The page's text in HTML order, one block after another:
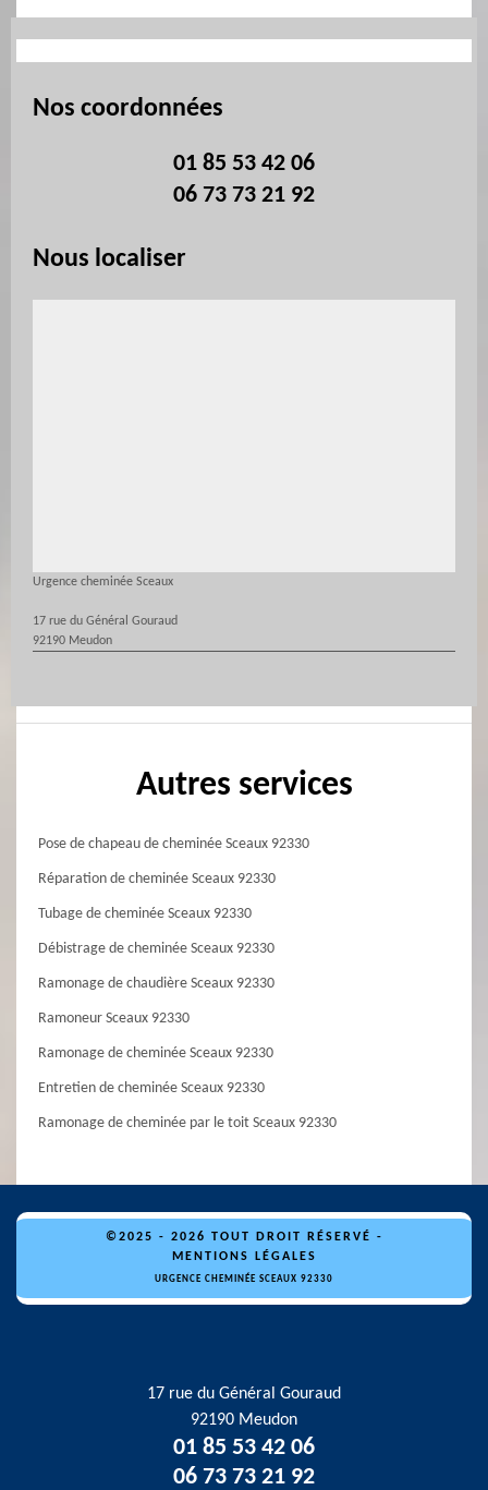
Nos coordonnées
01 85 53 42 06
06 73 73 21 92
Nous localiser
Urgence cheminée Sceaux
17 rue du Général Gouraud
92190 Meudon
Autres services
Pose de chapeau de cheminée Sceaux 92330
Réparation de cheminée Sceaux 92330
Tubage de cheminée Sceaux 92330
Débistrage de cheminée Sceaux 92330
Ramonage de chaudière Sceaux 92330
Ramoneur Sceaux 92330
Ramonage de cheminée Sceaux 92330
Entretien de cheminée Sceaux 92330
Ramonage de cheminée par le toit Sceaux 92330
©2025 - 2026 TOUT DROIT RÉSERVÉ -
MENTIONS LÉGALES
URGENCE CHEMINÉE SCEAUX 92330
17 rue du Général Gouraud
92190 Meudon
01 85 53 42 06
06 73 73 21 92